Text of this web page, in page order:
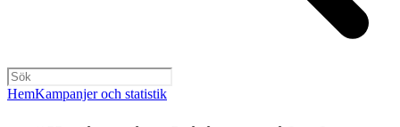
HemKampanjer och statistik